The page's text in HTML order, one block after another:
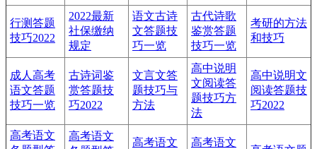
行测答题
技巧2022
2022最新
社保缴纳
规定
语文古诗
文答题技
巧一览
古代诗歌
鉴赏答题
技巧一览
考研的方法
和技巧
成人高考
语文答题
技巧一览
古诗词鉴
赏答题技
巧2022
文言文答
题技巧与
方法
高中说明
文阅读答
题技巧方
法
高中说明文
阅读答题技
巧2022
高考语文
高考语文
高考语文 高考语文